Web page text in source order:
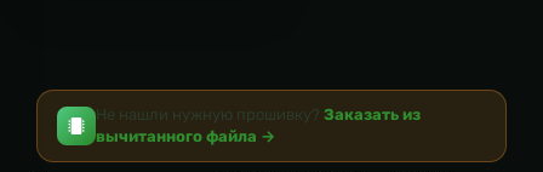
Не нашли нужную прошивку? Заказать из
вычитанного файла →